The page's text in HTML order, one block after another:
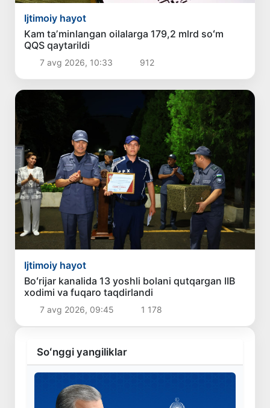
Ijtimoiy hayot
Kam taʼminlangan oilalarga 179,2 mlrd soʻm
QQS qaytarildi
7 avg 2026, 10:33 912
Ijtimoiy hayot
Boʻrijar kanalida 13 yoshli bolani qutqargan IIB
xodimi va fuqaro taqdirlandi
7 avg 2026, 09:45 1 178
Soʻnggi yangiliklar